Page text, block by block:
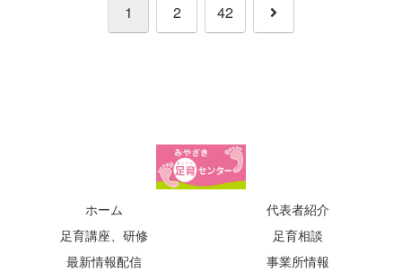
1 2 42
次
ホーム
代表者紹介
足育講座、研修
足育相談
最新情報配信
事業所情報